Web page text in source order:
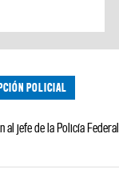
POLICIAL
al jefe de la Policía Federal